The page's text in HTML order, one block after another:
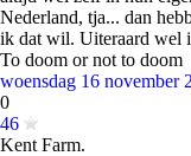
Nederland, tja... dan
ik dat wil. Uiteraard wel
To doom or not to doom
woensdag 16 november
0
46
Kent Farm.